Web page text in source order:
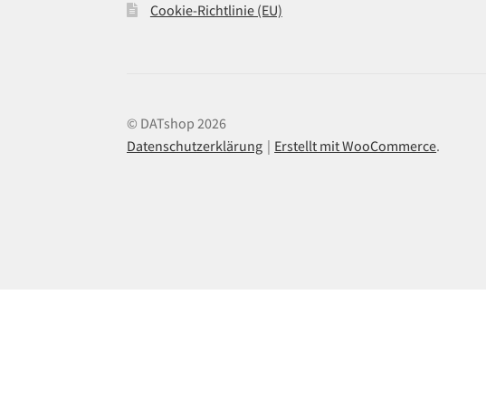
Cookie-Richtlinie (EU)
© DATshop 2026
Datenschutzerklärung
Erstellt mit WooCommerce.